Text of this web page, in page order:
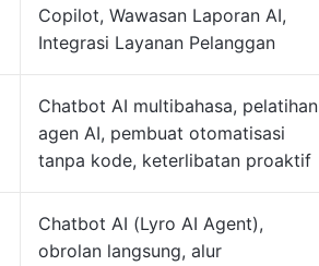
Copilot, Wawasan Laporan AI,
Integrasi Layanan Pelanggan
Chatbot AI multibahasa, pelatihan
agen AI, pembuat otomatisasi
tanpa kode, keterlibatan proaktif
Chatbot AI (Lyro AI Agent),
obrolan langsung, alur